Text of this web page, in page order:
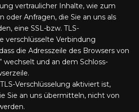
vertraulicher Inhalte, wie zum
oder Anfragen, die Sie an uns als
eine SSL-bzw. TLS-
verschlüsselte Verbindung
die Adresszeile des Browsers von
wechselt und an dem Schloss-
Verschlüsselung aktiviert ist,
Sie an uns übermitteln, nicht von